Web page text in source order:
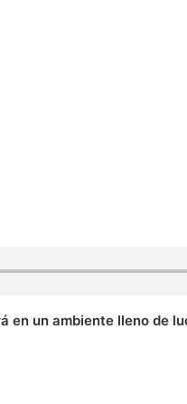
en un ambiente lleno de